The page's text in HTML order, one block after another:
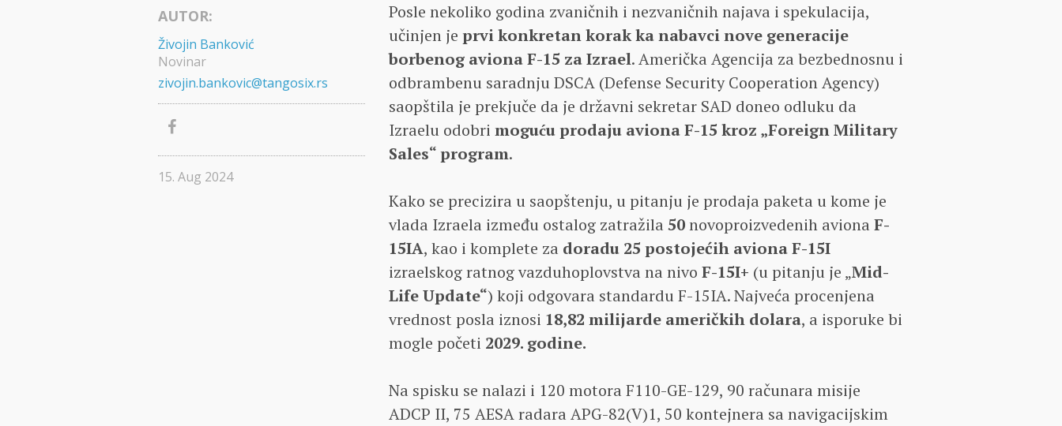
Posle nekoliko godina zvaničnih i nezvaničnih najava i spekulacija,
učinjen je prvi konkretan korak ka nabavci nove generacije
borbenog aviona F-15 za Izrael. Američka Agencija za bezbednosnu i
odbrambenu saradnju DSCA (Defense Security Cooperation Agency)
saopštila je prekjuče da je državni sekretar SAD doneo odluku da
Izraelu odobri moguću prodaju aviona F-15 kroz „Foreign Military
Sales“ program.
Kako se precizira u saopštenju, u pitanju je prodaja paketa u kome je
vlada Izraela između ostalog zatražila 50novoproizvedenih aviona F-
15IA, kao i komplete za doradu 25 postojećih aviona F-15I
izraelskog ratnog vazduhoplovstva na nivo F-15I+ (u pitanju je „Mid-
Life Update“) koji odgovara standardu F-15IA. Najveća procenjena
vrednost posla iznosi 18,82 milijarde američkih dolara, a isporuke bi
mogle početi 2029. godine.
Na spisku se nalazi i 120 motora F110-GE-129, 90 računara misije
ADCP II, 75 AESA radara APG-82(V)1, 50 kontejnera sa navigacijskim
AUTOR:
Živojin Banković
Novinar
zivojin.bankovic@tangosix.rs
15. Aug 2024